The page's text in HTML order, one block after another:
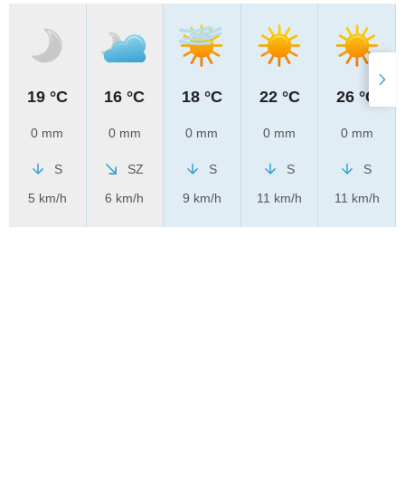
19 °C
0 mm
S
5 km/h
16 °C
0 mm
SZ
6 km/h
18 °C
0 mm
S
9 km/h
22 °C
0 mm
S
11 km/h
26 °C
0 mm
S
11 km/h